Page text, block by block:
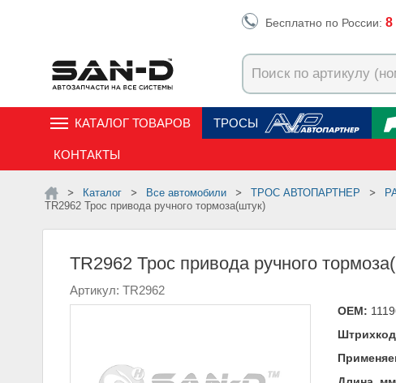
Бесплатно по России: 8
КАТАЛОГ ТОВАРОВ ТРОСЫ
КОНТАКТЫ
Каталог Все автомобили ТРОС АВТОПАРТНЕР
TR2962 Трос привода ручного тормоза(штук)
TR2962 Трос привода ручного
Артикул: TR2962
ОЕМ: